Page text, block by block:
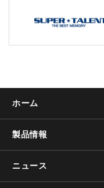
ホーム
製品情報
ニュース